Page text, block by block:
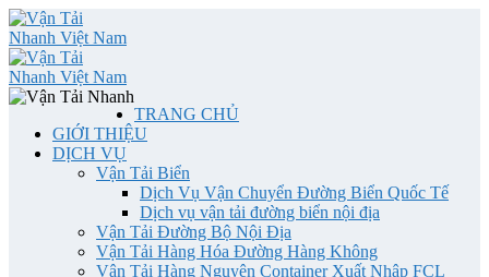
TRANG CHỦ
GIỚI THIỆU
DỊCH VỤ
Vận Tải Biển
Dịch Vụ Vận Chuyển Đường Biển Quốc Tế
Dịch vụ vận tải đường biển nội địa
Vận Tải Đường Bộ Nội Địa
Vận Tải Hàng Hóa Đường Hàng Không
Vận Tải Hàng Nguyên Container Xuất Nhập FCL